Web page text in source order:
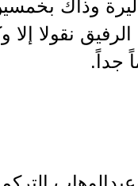
وذاك
جداً.